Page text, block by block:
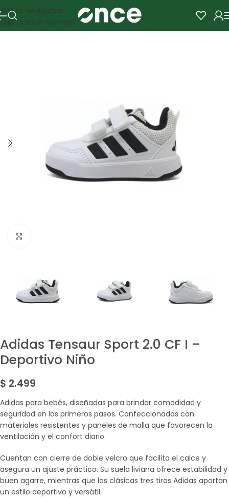
Skip to navigation
Skip to main content
Adidas Tensaur Sport 2.0 CF I –
Deportivo Niño
$ 2.499
Adidas para bebés, diseñadas para brindar comodidad y
seguridad en los primeros pasos. Confeccionadas con
materiales resistentes y paneles de malla que favorecen la
ventilación y el confort diario.
Cuentan con cierre de doble velcro que facilita el calce y
asegura un ajuste práctico. Su suela liviana ofrece estabilidad y
buen agarre, mientras que las clásicas tres tiras Adidas aportan
un estilo deportivo y versátil.